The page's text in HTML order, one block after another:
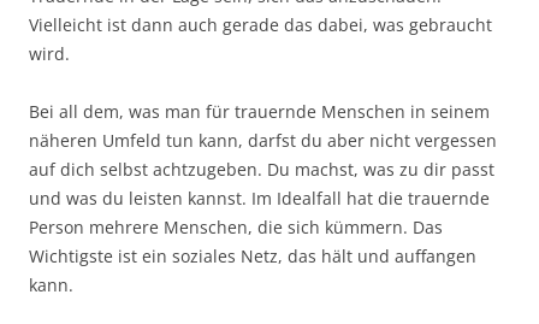
Vielleicht ist dann auch gerade das dabei, was gebraucht
wird.
Bei all dem, was man für trauernde Menschen in seinem
näheren Umfeld tun kann, darfst du aber nicht vergessen
auf dich selbst achtzugeben. Du machst, was zu dir passt
und was du leisten kannst. Im Idealfall hat die trauernde
Person mehrere Menschen, die sich kümmern. Das
Wichtigste ist ein soziales Netz, das hält und auffangen
kann.